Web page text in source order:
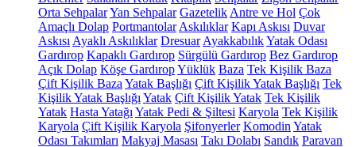
Orta SehpalarYan Sehpalar Gazetelik Antre ve Hol Çok
Amaçlı Dolap Portmantolar Askılıklar Kapı Askısı Duvar
Askısı Ayaklı Askılıklar Dresuar AyakkabılıkYatak Odası
Gardırop Kapaklı Gardırop Sürgülü Gardırop Bez Gardırop
Açık Dolap Köşe GardıropYüklük Baza Tek Kişilik Baza
Çift Kişilik Baza Yatak Başlığı Çift Kişilik Yatak Başlığı Tek
Kişilik Yatak Başlığı Yatak Çift Kişilik Yatak Tek Kişilik
Yatak Hasta Yatağı Yatak Pedi & Şiltesi Karyola Tek Kişilik
Karyola Çift Kişilik Karyola Şifonyerler Komodin Yatak
Odası Takımları Makyaj Masası Takı Dolabı Sandık Paravan